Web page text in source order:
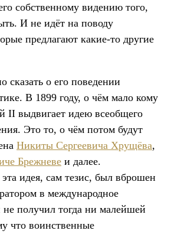
собственному видению того,
И не идёт на поводу
предлагают какие-то другие
сказать о его поведении
В 1899 году, о чём мало кому
II выдвигает идею всеобщего
Это то, о чём потом будут
Никиты Сергеевича Хрущёва,
Брежневе и далее.
идея, сам тезис, был вброшен
в международное
получил тогда ни малейшей
что воинственные